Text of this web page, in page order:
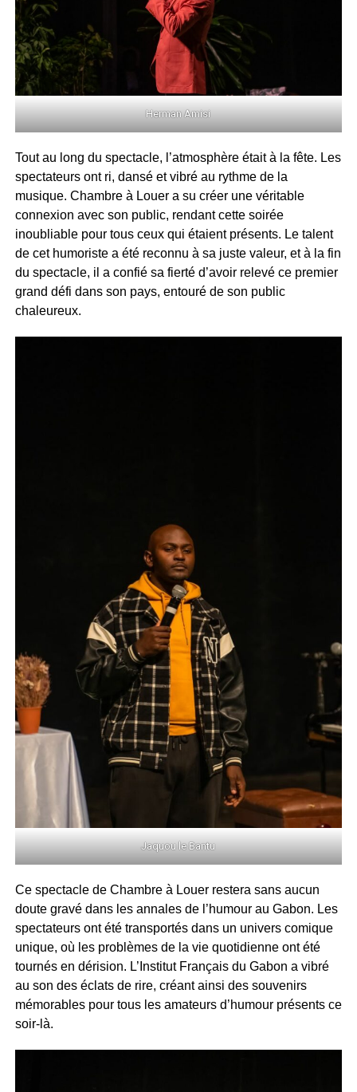
Herman Amisi
Tout au long du spectacle, l’atmosphère était à la fête. Les
spectateurs ont ri, dansé et vibré au rythme de la
musique. Chambre à Louer a su créer une véritable
connexion avec son public, rendant cette soirée
inoubliable pour tous ceux qui étaient présents. Le talent
de cet humoriste a été reconnu à sa juste valeur, et à la fin
du spectacle, il a confié sa fierté d’avoir relevé ce premier
grand défi dans son pays, entouré de son public
chaleureux.
Jaquou le Bantu
Ce spectacle de Chambre à Louer restera sans aucun
doute gravé dans les annales de l’humour au Gabon. Les
spectateurs ont été transportés dans un univers comique
unique, où les problèmes de la vie quotidienne ont été
tournés en dérision. L’Institut Français du Gabon a vibré
au son des éclats de rire, créant ainsi des souvenirs
mémorables pour tous les amateurs d’humour présents ce
soir-là.